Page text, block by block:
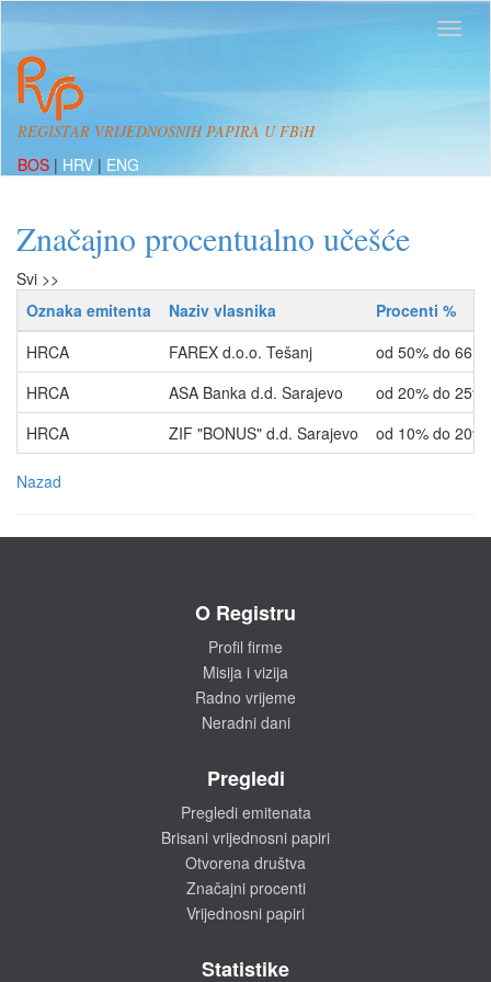
REGISTAR VRIJEDNOSNIH PAPIRA U FBiH
BOS | HRV | ENG
Značajno procentualno učešće
Svi >>
Oznaka emitenta
Naziv vlasnika
Procenti %
HRCA
FAREX d.o.o. Tešanj
od 50% do
HRCA
ASA Banka d.d. Sarajevo
od 20% do 25%
HRCA
ZIF "BONUS" d.d. Sarajevo od 10% do 20%
Nazad
O Registru
Profil firme
Misija i vizija
Radno vrijeme
Neradni dani
Pregledi
Pregledi emitenata
Brisani vrijednosni papiri
Otvorena društva
Značajni procenti
Vrijednosni papiri
Statistike